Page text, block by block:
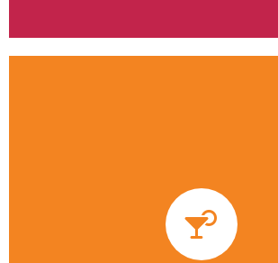
BASE apporte des solutions
originales dans l’organisation des
festivals, conventions, colloques et